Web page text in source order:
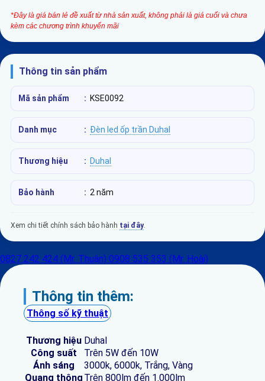
*Đây là giá bán lẻ đề xuất từ nhà sản xuất, không phải là giá cuối và chưa
kèm các chương trình khuyến mãi
Thông tin sản phẩm
Mã sản phẩm : KSE0092
Danh mục : Đèn led ốp trần Duhal
Thương hiệu : Duhal
Bảo hành : 2 năm
Xem chi tiết chính sách bảo hành tại đây.
0827 242 424 (Mr. Thuận) 0908 535 353 (Mr. Hoài)
Thông tin thêm:
Thông số kỹ thuật
Thương hiệu Duhal
Công suất
Trên 5W đến 10W
Ánh sáng
3000k, 6000k, Trắng, Vàng
Quang thông Trên 800lm đến 1.000lm